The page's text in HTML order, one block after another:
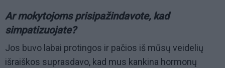
Ar mokytojoms prisipažindavote, kad
simpatizuojate?
Jos buvo labai protingos ir pačios iš mūsų veidelių
išraiškos suprasdavo, kad mus kankina hormonų